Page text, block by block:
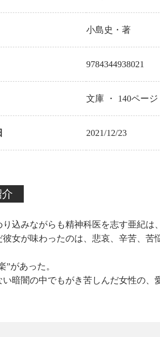
小島史 ・著
9784344938021
文庫 ・ 140ページ
2021/12/23
込みながらも精神科医を志す亜紀は
彼女が味わったのは、悲哀、辛苦、
”があった。
暗闇の中でもがき苦しんだ女性の、